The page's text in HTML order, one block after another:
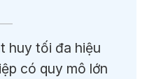
huy tối đa hiệu
có quy mô lớn